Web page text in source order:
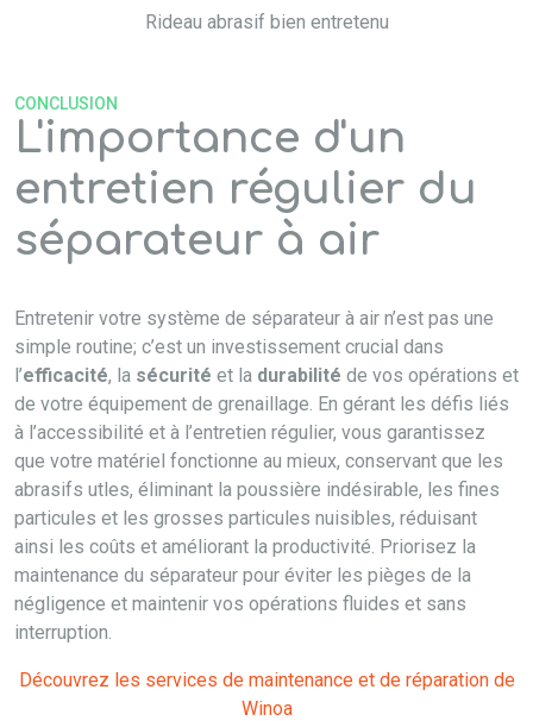
Rideau abrasif bien entretenu
L'importance d'un
entretien régulier du
séparateur à air
CONCLUSION
Entretenir votre système de séparateur à air n’est pas une
simple routine; c’est un investissement crucial dans
l’efficacité, la sécurité et la durabilité de vos opérations et
de votre équipement de grenaillage. En gérant les défis liés
à l’accessibilité et à l’entretien régulier, vous garantissez
que votre matériel fonctionne au mieux, conservant que les
abrasifs utles, éliminant la poussière indésirable, les fines
particules et les grosses particules nuisibles, réduisant
ainsi les coûts et améliorant la productivité. Priorisez la
maintenance du séparateur pour éviter les pièges de la
négligence et maintenir vos opérations fluides et sans
interruption.
Découvrez les services de maintenance et de réparation de
Winoa